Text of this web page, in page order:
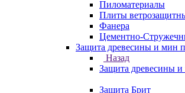
Пиломатериалы
Плиты
Фанера
Цементно-
Защита древесины и мин
Назад
Защита древесины
Защита Брит